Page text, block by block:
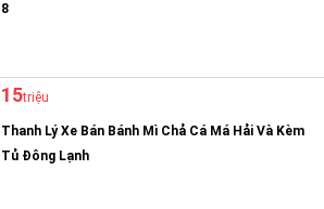
8
15triệu
Thanh Lý Xe Bán Bánh Mì Chả Cá Má Hải Và Kèm
Tủ Đông Lạnh